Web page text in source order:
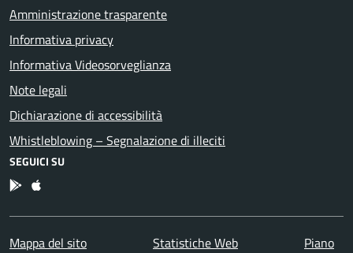
Amministrazione trasparente
Informativa privacy
Informativa Videosorveglianza
Note legali
Dichiarazione di accessibilità
Whistleblowing – Segnalazione di illeciti
SEGUICI SU
App Android
App IOS
Mappa del sito Statistiche Web
Piano